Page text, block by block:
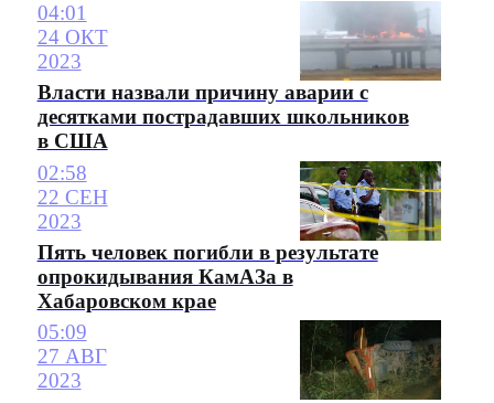
04:01
24 ОКТ
2023
Власти назвали причину аварии с
десятками пострадавших школьников
в США
02:58
22 СЕН
2023
Пять человек погибли в результате
опрокидывания КамАЗа в
Хабаровском крае
05:09
27 АВГ
2023